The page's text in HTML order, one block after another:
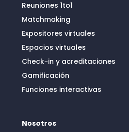
Reuniones 1to1
Matchmaking
Expositores virtuales
Espacios virtuales
Check-in y acreditaciones
Gamificación
Funciones interactivas
Nosotros